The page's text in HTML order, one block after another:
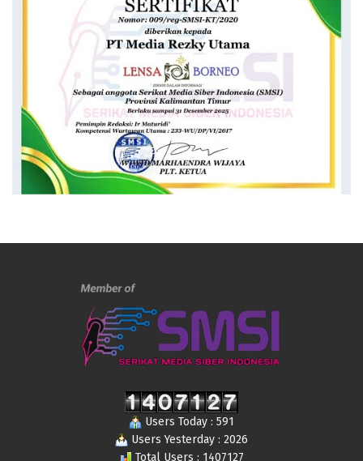
Users Today : 591
Users Yesterday : 2026
Total Users : 1407127